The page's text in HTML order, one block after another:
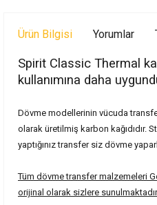
Ürün Bilgisi Yorumlar
Spirit Classic Thermal
kullanımına daha
Dövme modellerinin vücuda
olarak üretilmiş karbon kağıdıdır.
yaptığınız transfer siz dövme
Tüm dövme transfer malzemeleri
orijinal olarak sizlere